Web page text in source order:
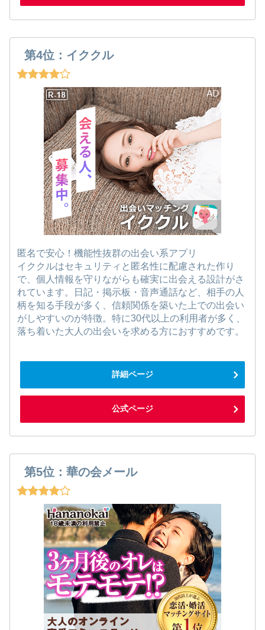
第4位：イククル
匿名で安心！機能性抜群の出会い系アプリ
イククルはセキュリティと匿名性に配慮された作り
で、個人情報を守りながらも確実に出会える設計がさ
れています。日記・掲示板・音声通話など、相手の人
柄を知る手段が多く、信頼関係を築いた上での出会い
がしやすいのが特徴。特に30代以上の利用者が多く、
落ち着いた大人の出会いを求める方におすすめです。
詳細ページ
公式ページ
第5位：華の会メール